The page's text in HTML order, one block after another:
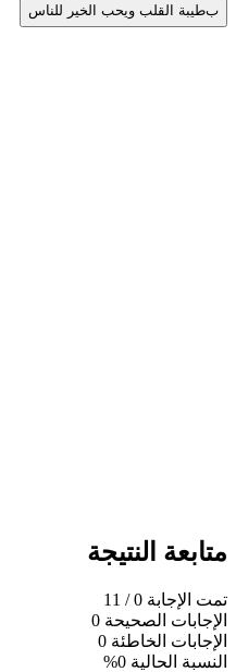
بطيبة القلب ويحب الخير للناس
متابعة النتيجة
تمت الإجابة 0
/ 11
الإجابات الصحيحة 0
الإجابات الخاطئة 0
النسبة الحالية 0%